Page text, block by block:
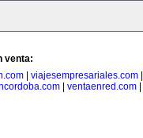
venta:
| viajesempresariales.com
ventaenred.com